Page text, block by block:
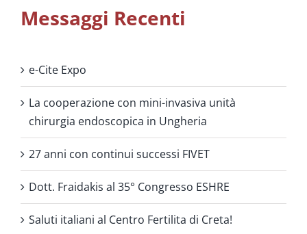
Messaggi Recenti
e-Cite Expo
La cooperazione con mini-invasiva unità
chirurgia endoscopica in Ungheria
27 anni con continui successi FIVET
Dott. Fraidakis al 35° Congresso ESHRE
Saluti italiani al Centro Fertilita di Creta!